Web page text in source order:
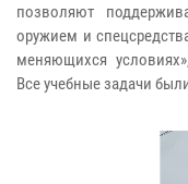
позволяют
оружием и
меняющихся
Все учебные задачи